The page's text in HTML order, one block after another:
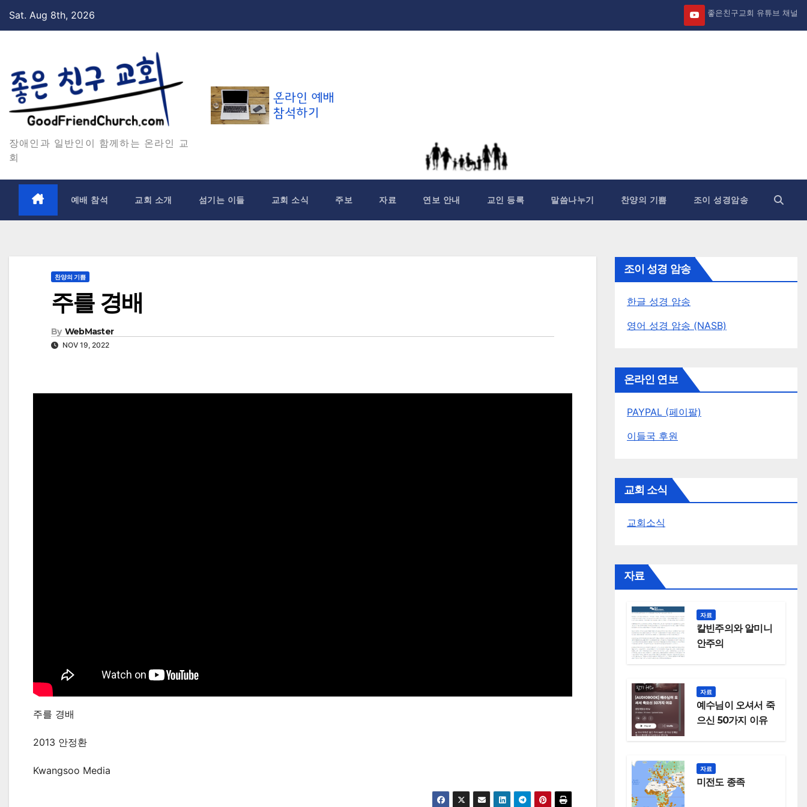
Sat. Aug 8th, 2026 좋은친구교회 유튜브 채널
장애인과 일반인이 함께하는 온라인 교
회
예배 참석 교회 소개 섬기는 이들 교회 소식 주보 자료 연보 안내 교인 등록 말씀나누기 찬양의 기쁨 조이 성경암송
찬양의 기쁨
주를 경배
By WebMaster
NOV 19, 2022
주를 경배
2013 안정환
Kwangsoo Media
조이 성경 암송
한글 성경 암송
영어 성경 암송 (NASB)
온라인 연보
PAYPAL (페이팔)
이들국 후원
교회 소식
교회소식
자료
자료
칼빈주의와 알미니
안주의
자료
예수님이 오셔서 죽
으신 50가지 이유
자료
미전도 종족